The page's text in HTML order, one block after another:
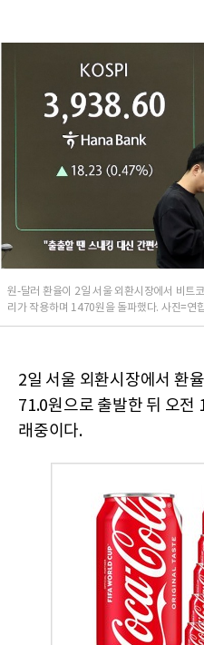
원-달러 환율이 2일 서울 외환시장에서 비트
리가 작용하며 1470원을 돌파했다. 사진=연
2일 서울 외환시장에서 환
71.0원으로 출발한 뒤 오전
래중이다.